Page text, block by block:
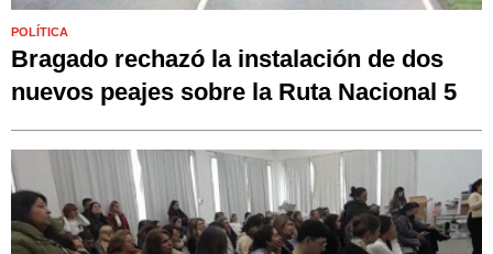
POLÍTICA
Bragado rechazó la instalación de dos
nuevos peajes sobre la Ruta Nacional 5